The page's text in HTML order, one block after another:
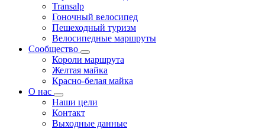
Transalp
Гоночный велосипед
Пешеходный туризм
Велосипедные маршруты
Сообщество
Короли маршрута
Желтая майка
Красно-белая майка
О нас
Наши цели
Контакт
Выходные данные